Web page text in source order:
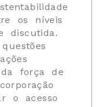
os níveis
discutida.
da força de
o acesso